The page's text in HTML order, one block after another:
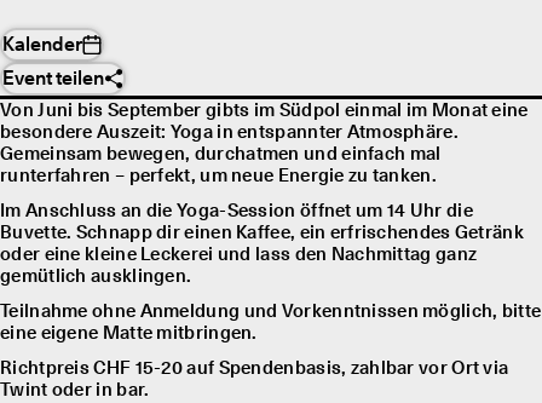
Kalender
Event teilen
Von Juni bis September gibts im Südpol einmal im Monat eine
besondere Auszeit: Yoga in entspannter Atmosphäre.
Gemeinsam bewegen, durchatmen und einfach mal
runterfahren – perfekt, um neue Energie zu tanken.
Im Anschluss an die Yoga-Session öffnet um 14 Uhr die
Buvette. Schnapp dir einen Kaffee, ein erfrischendes Getränk
oder eine kleine Leckerei und lass den Nachmittag ganz
gemütlich ausklingen.
Teilnahme ohne Anmeldung und Vorkenntnissen möglich, bitte
eine eigene Matte mitbringen.
Richtpreis CHF 15-20 auf Spendenbasis, zahlbar vor Ort via
Twint oder in bar.